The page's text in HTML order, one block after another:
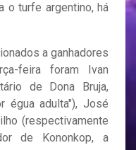
o turfe argentino, há
a ganhadores
feira foram Ivan
de Dona Bruja,
égua adulta"), José
(respectivamente
de Kononkop, a